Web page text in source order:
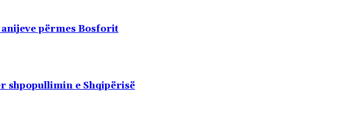
përmes Bosforit
shpopullimin e Shqipërisë